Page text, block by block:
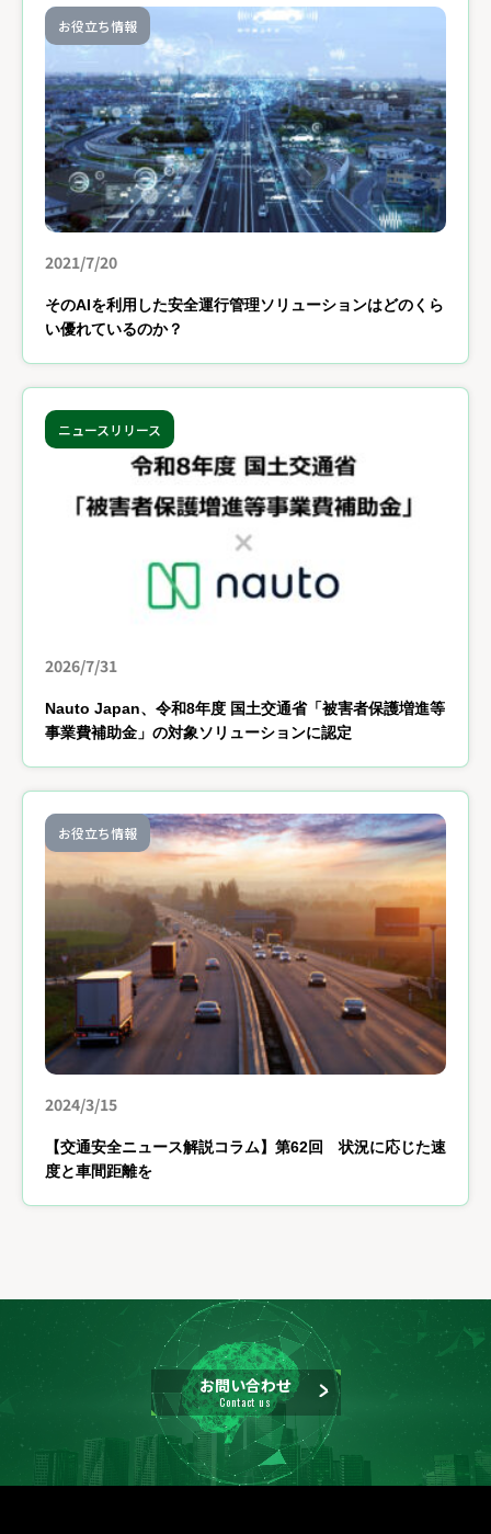
お役立ち情報
2021/7/20
そのAIを利用した安全運行管理ソリューションはどのくら
い優れているのか？
ニュースリリース
2026/7/31
Nauto Japan、令和8年度 国土交通省「被害者保護増進等
事業費補助金」の対象ソリューションに認定
お役立ち情報
2024/3/15
【交通安全ニュース解説コラム】第62回 状況に応じた速
度と車間距離を
お問い合わせ
Contact us